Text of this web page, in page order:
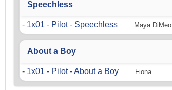
Speechless
- 1x01 - Pilot - Speechless... ... Maya DiMeo
About a Boy
- 1x01 - Pilot - About a Boy... ... Fiona